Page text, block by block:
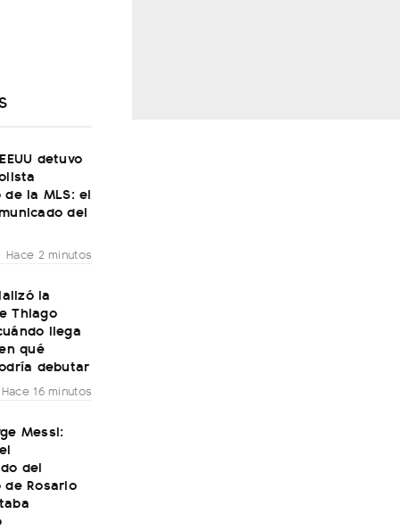
detuvo
la MLS: el
del
Hace 2 minutos
la
Thiago
llega
qué
debutar
Hace 16 minutos
Messi:
del
Rosario